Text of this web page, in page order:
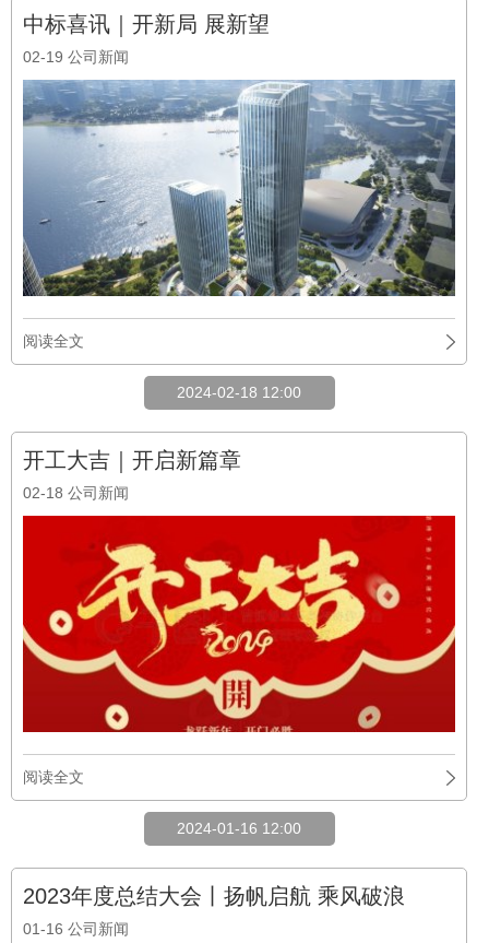
中标喜讯｜开新局 展新望
02-19 公司新闻
阅读全文
2024-02-18 12:00
开工大吉｜开启新篇章
02-18 公司新闻
阅读全文
2024-01-16 12:00
2023年度总结大会丨扬帆启航 乘风破浪
01-16 公司新闻